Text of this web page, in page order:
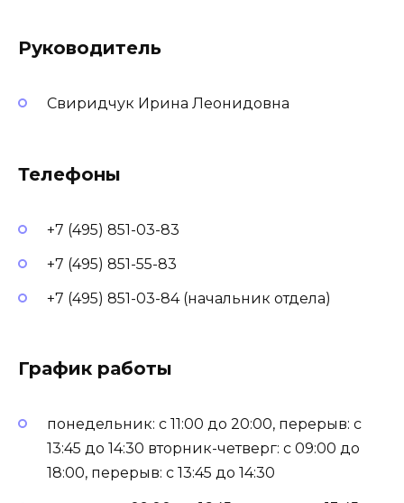
Руководитель
Свиридчук Ирина Леонидовна
Телефоны
+7 (495) 851-03-83
+7 (495) 851-55-83
+7 (495) 851-03-84 (начальник отдела)
График работы
понедельник: с 11:00 до 20:00, перерыв: с
13:45 до 14:30 вторник-четверг: с 09:00 до
18:00, перерыв: с 13:45 до 14:30